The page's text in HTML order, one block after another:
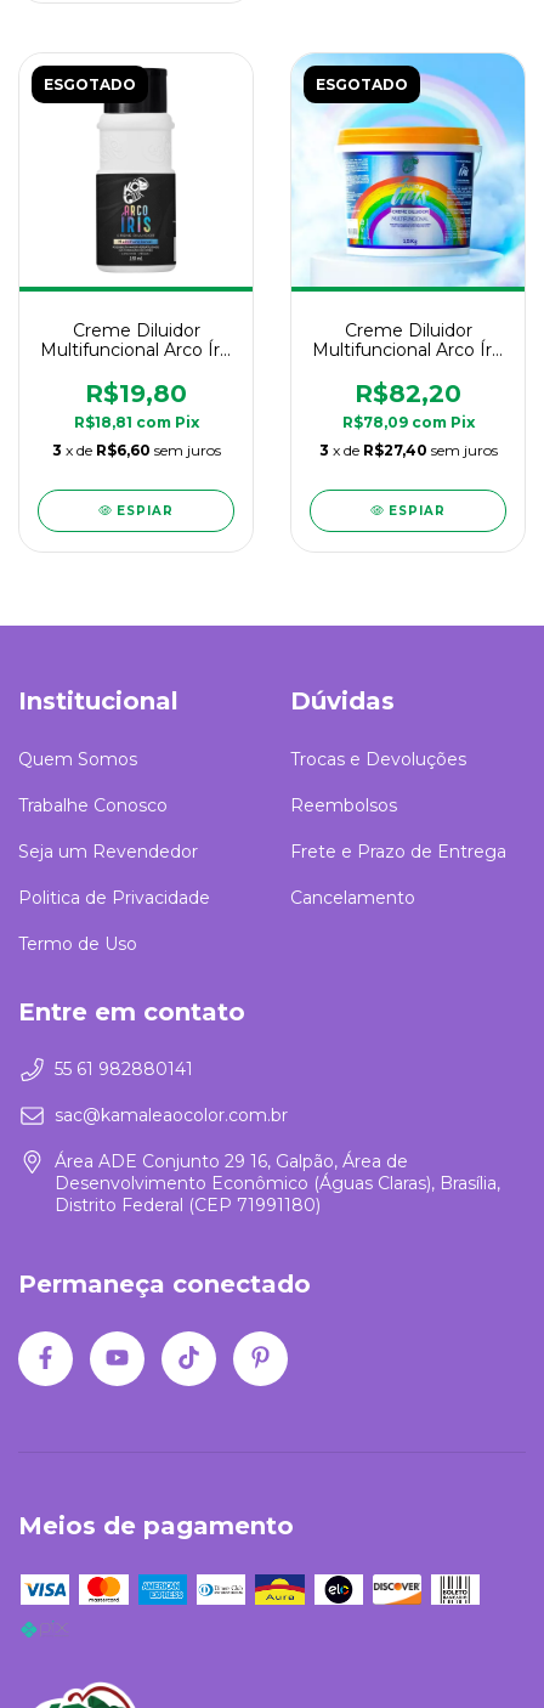
ESGOTADO
Creme Diluidor
Multifuncional Arco Íris
150ml
R$19,80
R$18,81 com Pix
3 x de R$6,60 sem juros
ESPIAR
ESGOTADO
Creme Diluidor
Multifuncional Arco Íris
kg
R$82,20
R$78,09 com Pix
3 x de R$27,40 sem juros
ESPIAR
Institucional
Quem Somos
Trabalhe Conosco
Seja um Revendedor
Politica de Privacidade
Termo de Uso
Dúvidas
Trocas e Devoluções
Reembolsos
Frete e Prazo de Entrega
Cancelamento
Entre em contato
55 61 982880141
sac@kamaleaocolor.com.br
Área ADE Conjunto 29 16, Galpão, Área de
Desenvolvimento Econômico (Águas Claras), Brasília,
Distrito Federal (CEP 71991180)
Permaneça conectado
Meios de pagamento